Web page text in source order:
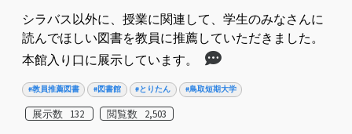
シラバス以外に、授業に関連して、学生のみなさんに
読んでほしい図書を教員に推薦していただきました。
本館入り口に展示しています。
#教員推薦図書 #図書館 #とりたん #鳥取短期大学
展示数 132 閲覧数 2,503